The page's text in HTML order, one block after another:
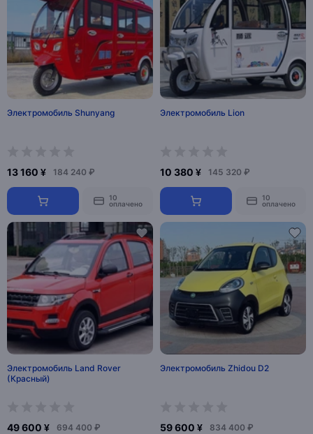
Электромобиль Shunyang
13 160 ¥ 184 240 ₽
10
оплачено
Электромобиль Lion
10 380 ¥ 145 320 ₽
10
оплачено
Электромобиль Land Rover
(Красный)
49 600 ¥ 694 400 ₽
Электромобиль Zhidou D2
59 600 ¥ 834 400 ₽